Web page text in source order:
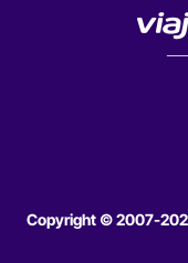
Copyright © 2007-